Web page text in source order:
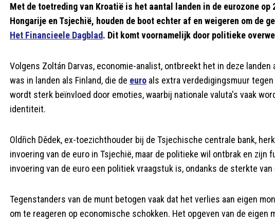
Met de toetreding van Kroatië is het aantal landen in de eurozone
Hongarije en Tsjechië, houden de boot echter af en weigeren om de
Het Financieele Dagblad. Dit komt voornamelijk door politieke
Volgens Zoltán Darvas, economie-analist, ontbreekt het in deze
was in landen als Finland, die de euro als extra verdedigingsmuur
wordt sterk beïnvloed door emoties, waarbij nationale valuta's vaak
identiteit.
Oldřich Dědek, ex-toezichthouder bij de Tsjechische centrale bank,
invoering van de euro in Tsjechië, maar de politieke wil ontbrak en
invoering van de euro een politiek vraagstuk is, ondanks de sterkte
Tegenstanders van de munt betogen vaak dat het verlies aan eigen
om te reageren op economische schokken. Het opgeven van de eigen